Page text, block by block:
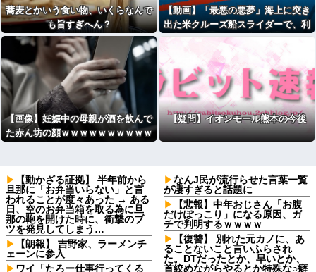
蕎麦とかいう食い物、いくらなんで
も旨すぎへん？
【動画】「最悪の悪夢」海上に突き
出た米クルーズ船スライダーで、利
用者が動けなくなる映像拡散 [56763
7504]
【画像】妊娠中の母親が酒を飲んで
た赤ん坊の顔ｗｗｗｗｗｗｗｗｗｗ
【疑問】イオンモール熊本の今後
【動かざる証拠】 半年前から
旦那に「お弁当いらない」と言
われることが度々あった → ある
日、空のお弁当箱を取る為に旦
那の鞄を開けた時に、衝撃のブ
ツを発見してしまう…
【朗報】 吉野家、ラーメンチ
ェーンに参入
ワイ「たろー仕事行ってくる
なんJ民が流行らせた言葉一覧
が凄すぎると話題に
【悲報】中年おじさん「お腹
だけぽっこり」になる原因、ガ
チで判明するｗｗｗｗ
【復讐】 別れた元カノに、あ
ることないこと言いふらされ
た。DTだったとか、早いとか、
首絞めながらやるとか特殊な○癖